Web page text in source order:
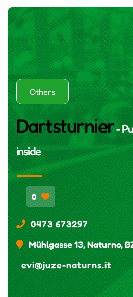
Others
Dartsturnier-
inside
0
0473 673297
Mühlgasse 13, Naturno,
evi@juze-naturns.it